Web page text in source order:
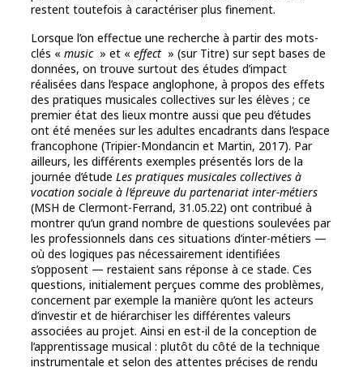
restent toutefois à caractériser plus finement.
Lorsque l’on effectue une recherche à partir des mots-
clés « music » et « effect » (sur Titre) sur sept bases de
données, on trouve surtout des études d’impact
réalisées dans l’espace anglophone, à propos des effets
des pratiques musicales collectives sur les élèves ; ce
premier état des lieux montre aussi que peu d’études
ont été menées sur les adultes encadrants dans l’espace
francophone (Tripier-Mondancin et Martin, 2017). Par
ailleurs, les différents exemples présentés lors de la
journée d’étude Les pratiques musicales collectives à
vocation sociale à l’épreuve du partenariat inter-métiers
(MSH de Clermont-Ferrand, 31.05.22) ont contribué à
montrer qu’un grand nombre de questions soulevées par
les professionnels dans ces situations d’inter-métiers —
où des logiques pas nécessairement identifiées
s’opposent — restaient sans réponse à ce stade. Ces
questions, initialement perçues comme des problèmes,
concernent par exemple la manière qu’ont les acteurs
d’investir et de hiérarchiser les différentes valeurs
associées au projet. Ainsi en est-il de la conception de
l’apprentissage musical : plutôt du côté de la technique
instrumentale et selon des attentes précises de rendu